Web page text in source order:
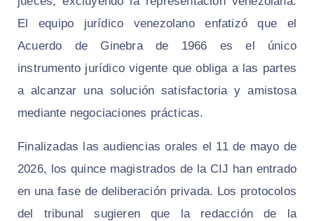
El equipo jurídico venezolano enfatizó que el
Acuerdo de Ginebra de 1966 es el único
instrumento jurídico vigente que obliga a las partes
a alcanzar una solución satisfactoria y amistosa
mediante negociaciones prácticas.
Finalizadas las audiencias orales el 11 de mayo de
2026, los quince magistrados de la CIJ han entrado
en una fase de deliberación privada. Los protocolos
del tribunal sugieren que la redacción de la